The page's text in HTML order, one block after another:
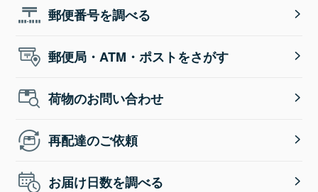
郵便番号を調べる
郵便局・ATM・ポストをさがす
荷物のお問い合わせ
再配達のご依頼
お届け日数を調べる